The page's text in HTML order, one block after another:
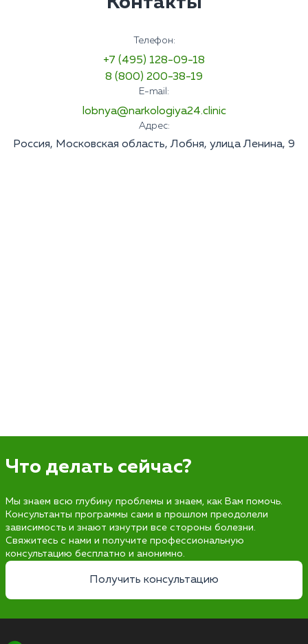
Телефон:
+7 (495) 128-09-18
8 (800) 200-38-19
E-mail:
lobnya@narkologiya24.clinic
Адрес:
Россия, Московская область, Лобня, улица Ленина, 9
Что делать сейчас?
Мы знаем всю глубину проблемы и знаем, как Вам помочь.
Консультанты программы сами в прошлом преодолели
зависимость и знают изнутри все стороны болезни.
Свяжитесь с нами и получите профессиональную
консультацию бесплатно и анонимно.
Получить консультацию